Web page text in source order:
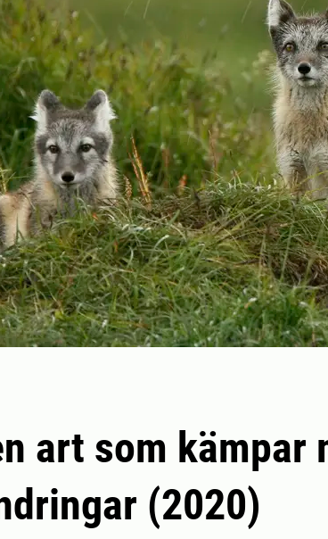
art som kämpar
(2020)